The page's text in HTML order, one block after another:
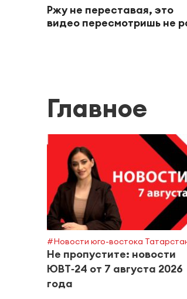
Ржу не переставая, это
видео пересмотришь не
Главное
#Новости юго-востока
Не пропустите: новости
ЮВТ‑24 от 7 августа 2026
года